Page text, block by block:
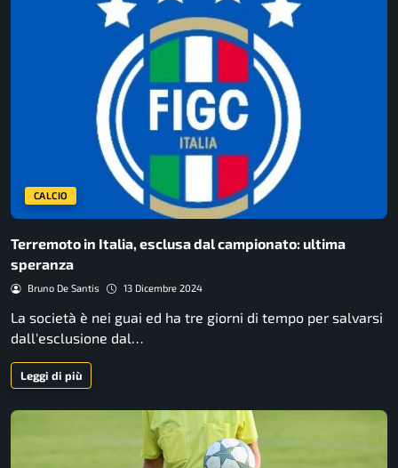
CALCIO
Terremoto in Italia, esclusa dal campionato: ultima
speranza
Bruno De Santis 13 Dicembre 2024
La società è nei guai ed ha tre giorni di tempo per salvarsi
dall'esclusione dal…
Leggi di più